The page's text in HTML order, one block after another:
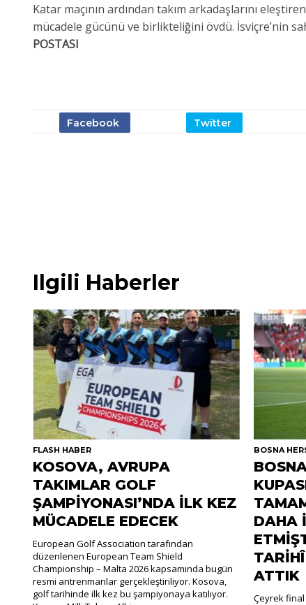
Katar maçının ardından takım arkadaşlarını
mücadele gücünü ve birlikteliğini övdü. İsviçre’nin
POSTASI
Ilgili Haberler
FLASH HABER
KOSOVA, AVRUPA
TAKIMLAR GOLF
ŞAMPİYONASI’NDA İLK KEZ
MÜCADELE EDECEK
European Golf Association tarafından
düzenlenen European Team Shield
Championship – Malta 2026 kapsamında bugün
resmi antrenmanlar gerçekleştiriliyor. Kosova,
golf tarihinde ilk kez bu şampiyonaya katılıyor.
BOSNA
DAHA
ATTIK
Çeyrek final